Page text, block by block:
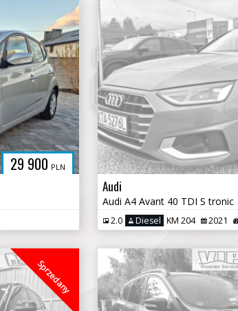
29 900 PLN
Audi
Audi A4 Avant 40 TDI S tronic
2.0 Diesel KM 204 2021
Sprzedany